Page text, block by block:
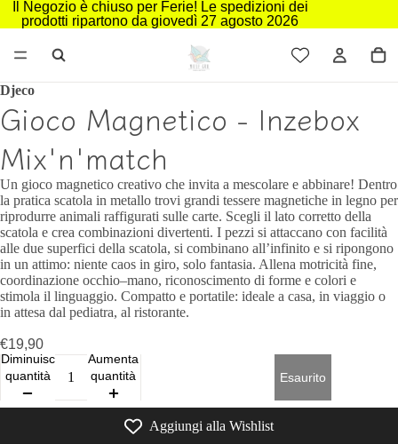
Il Negozio è chiuso per Ferie! Le spedizioni dei
prodotti ripartono da giovedì 27 agosto 2026
Djeco
Gioco Magnetico - Inzebox
Mix'n'match
Un gioco magnetico creativo che invita a mescolare e abbinare! Dentro
la pratica scatola in metallo trovi grandi tessere magnetiche in legno per
riprodurre animali raffigurati sulle carte. Scegli il lato corretto della
scatola e crea combinazioni divertenti. I pezzi si attaccano con facilità
alle due superfici della scatola, si combinano all’infinito e si ripongono
in un attimo: niente caos in giro, solo fantasia. Allena motricità fine,
coordinazione occhio–mano, riconoscimento di forme e colori e
stimola il linguaggio. Compatto e portatile: ideale a casa, in viaggio o
in attesa dal pediatra, al ristorante.
€19,90
Diminuisci
quantità
Aumenta
quantità
Esaurito
Aggiungi alla Wishlist